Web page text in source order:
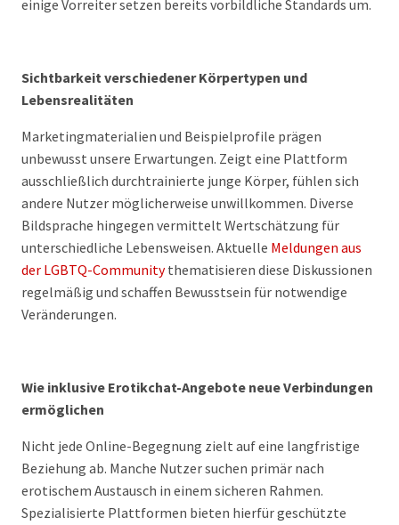
einige Vorreiter setzen bereits vorbildliche Standards um.
Sichtbarkeit verschiedener Körpertypen und
Lebensrealitäten
Marketingmaterialien und Beispielprofile prägen
unbewusst unsere Erwartungen. Zeigt eine Plattform
ausschließlich durchtrainierte junge Körper, fühlen sich
andere Nutzer möglicherweise unwillkommen. Diverse
Bildsprache hingegen vermittelt Wertschätzung für
unterschiedliche Lebensweisen. Aktuelle Meldungen aus
der LGBTQ-Communitythematisieren diese Diskussionen
regelmäßig und schaffen Bewusstsein für notwendige
Veränderungen.
Wie inklusive Erotikchat-Angebote neue Verbindungen
ermöglichen
Nicht jede Online-Begegnung zielt auf eine langfristige
Beziehung ab. Manche Nutzer suchen primär nach
erotischem Austausch in einem sicheren Rahmen.
Spezialisierte Plattformen bieten hierfür geschützte